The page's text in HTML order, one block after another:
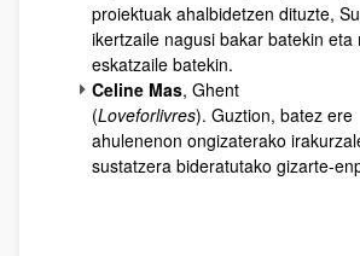
proiektuak ahalbidetzen dituzte,
ikertzaile nagusi bakar batekin eta
eskatzaile batekin.
Celine Mas, Ghent
(Loveforlivres). Guztion, batez ere
ahulenenon ongizaterako
sustatzera bideratutako gizarte-